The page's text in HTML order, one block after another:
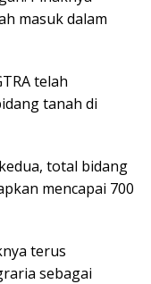
masuk dalam
telah
tanah di
total bidang
mencapai 700
terus
sebagai